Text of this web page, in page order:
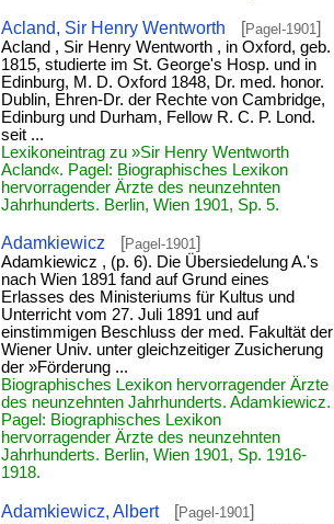
Acland, Sir Henry Wentworth [Pagel-1901]
Acland , Sir Henry Wentworth , in Oxford, geb.
1815, studierte im St. George's Hosp. und in
Edinburg, M. D. Oxford 1848, Dr. med. honor.
Dublin, Ehren-Dr. der Rechte von Cambridge,
Edinburg und Durham, Fellow R. C. P. Lond.
seit ...
Lexikoneintrag zu »Sir Henry Wentworth
Acland«. Pagel: Biographisches Lexikon
hervorragender Ärzte des neunzehnten
Jahrhunderts. Berlin, Wien 1901, Sp. 5.
Adamkiewicz [Pagel-1901]
Adamkiewicz , (p. 6). Die Übersiedelung A.'s
nach Wien 1891 fand auf Grund eines
Erlasses des Ministeriums für Kultus und
Unterricht vom 27. Juli 1891 und auf
einstimmigen Beschluss der med. Fakultät der
Wiener Univ. unter gleichzeitiger Zusicherung
der »Förderung ...
Biographisches Lexikon hervorragender Ärzte
des neunzehnten Jahrhunderts. Adamkiewicz.
Pagel: Biographisches Lexikon
hervorragender Ärzte des neunzehnten
Jahrhunderts. Berlin, Wien 1901, Sp. 1916-
1918.
Adamkiewicz, Albert [Pagel-1901 ]